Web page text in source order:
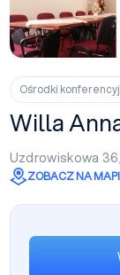
Ośrodki
Willa
Uzdrowiskowa
ZOBACZ NA